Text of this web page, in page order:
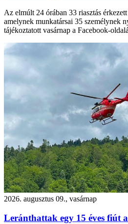
Az elmúlt 24 órában 33 riasztás
amelynek munkatársai 35 személynek
tájékoztatott vasárnap a Facebook-
2026. augusztus 09., vasárnap
Leránthattak egy 15 éves fiút